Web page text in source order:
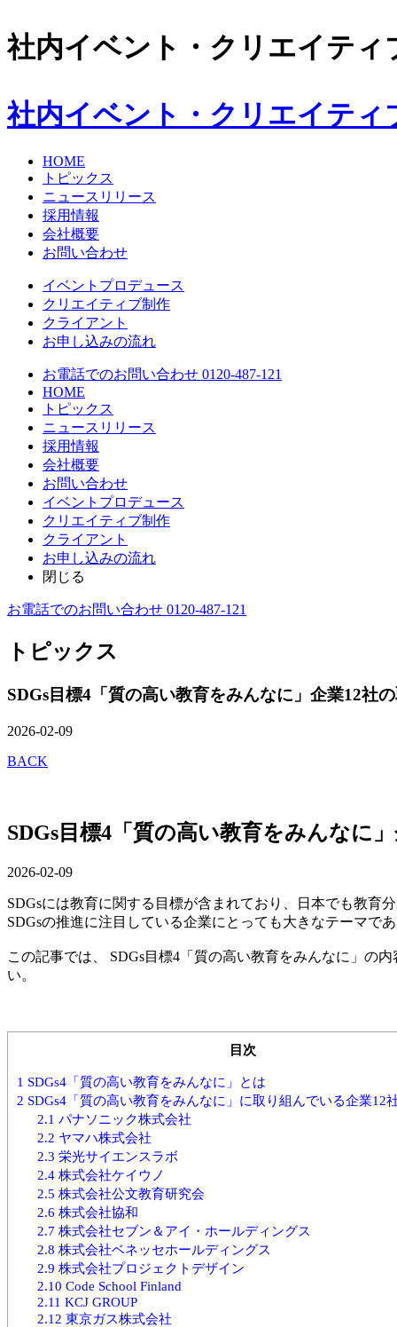
社内イベント・クリエイティ
社内イベント・クリエイティ
HOME
トピックス
ニュースリリース
採用情報
会社概要
お問い合わせ
イベントプロデュース
クリエイティブ制作
クライアント
お申し込みの流れ
お電話でのお問い合わせ 0120-487-121
HOME
トピックス
ニュースリリース
採用情報
会社概要
お問い合わせ
イベントプロデュース
クリエイティブ制作
クライアント
お申し込みの流れ
閉じる
お電話でのお問い合わせ 0120-487-121
トピックス
SDGs目標4「質の高い教育をみんなに」企業12社
2026-02-09
BACK
SDGs目標4「質の高い教育をみんなに
2026-02-09
SDGsには教育に関する目標が含まれており、日本でも教育
SDGsの推進に注目している企業にとっても大きなテーマで
この記事では、 SDGs目標4「質の高い教育をみんなに」の
い。
目次
1 SDGs4「質の高い教育をみんなに」とは
2 SDGs4「質の高い教育をみんなに」に取り組んでいる企業12
2.1 パナソニック株式会社
2.2 ヤマハ株式会社
2.3 栄光サイエンスラボ
2.4株式会社ケイウノ
2.5 株式会社公文教育研究会
2.6 株式会社協和
2.7 株式会社セブン＆アイ・ホールディングス
2.8 株式会社ベネッセホールディングス
2.9 株式会社プロジェクトデザイン
2.10 Code School Finland
2.11 KCJ GROUP
2.12 東京ガス株式会社